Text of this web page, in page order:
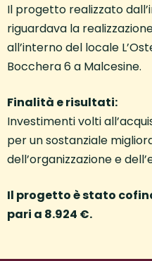
Il progetto realizzato
riguardava la
all’interno del locale
Bocchera 6 a Malcesine.
Finalità e risultati:
Investimenti volti
per un sostanziale
dell’organizzazione e
Il progetto è stato
pari a 8.924 €.